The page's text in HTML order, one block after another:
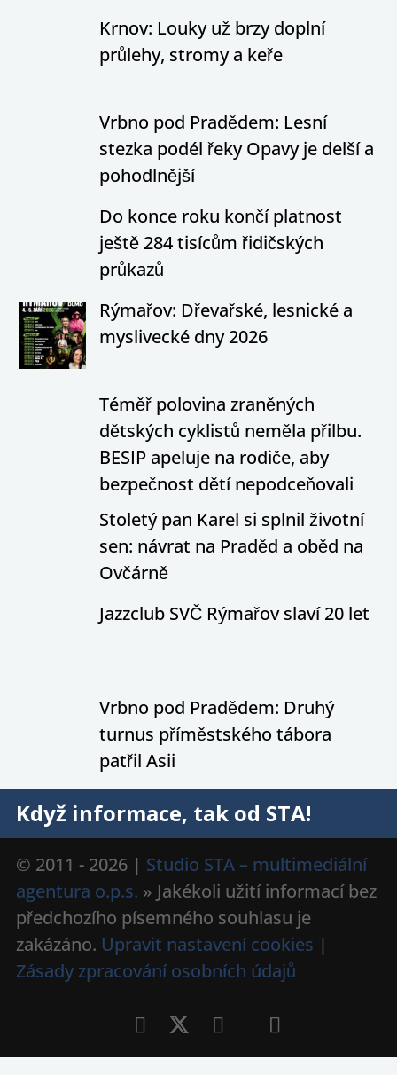
Krnov: Louky už brzy doplní
průlehy, stromy a keře
Vrbno pod Pradědem: Lesní
stezka podél řeky Opavy je delší a
pohodlnější
Do konce roku končí platnost
ještě 284 tisícům řidičských
průkazů
Rýmařov: Dřevařské, lesnické a
myslivecké dny 2026
Téměř polovina zraněných
dětských cyklistů neměla přilbu.
BESIP apeluje na rodiče, aby
bezpečnost dětí nepodceňovali
Stoletý pan Karel si splnil životní
sen: návrat na Praděd a oběd na
Ovčárně
Jazzclub SVČ Rýmařov slaví 20 let
Vrbno pod Pradědem: Druhý
turnus příměstského tábora
patřil Asii
Když informace, tak od STA!
© 2011 - 2026 | Studio STA – multimediální
agentura o.p.s. » Jakékoli užití informací bez
předchozího písemného souhlasu je
zakázáno. Upravit nastavení cookies |
Zásady zpracování osobních údajů